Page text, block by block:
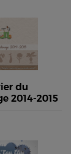
du
2014-2015